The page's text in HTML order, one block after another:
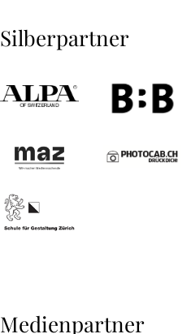
Silberpartner
Medienpartner